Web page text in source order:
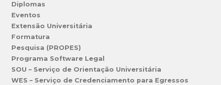
Diplomas
Eventos
Extensão Universitária
Formatura
Pesquisa (PROPES)
Programa Software Legal
SOU – Serviço de Orientação Universitária
WES – Serviço de Credenciamento para Egressos